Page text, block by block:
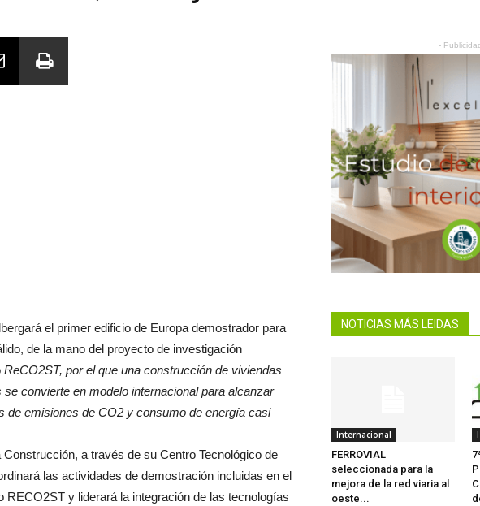
el primer edificio de Europa demostrador para
de la mano del proyecto de investigación
ReCO2ST, por el que una construcción de viviendas
se convierte en modelo internacional para alcanzar
de emisiones de CO2 y consumo de energía casi
Construcción, a través de su Centro Tecnológico de
las actividades de demostración incluidas en el
RECO2ST y liderará la integración de las tecnologías
-
NOTICIAS MÁS LEIDAS
Internacional
FERROVIAL
seleccionada para la
mejora de la red viaria al
oeste...